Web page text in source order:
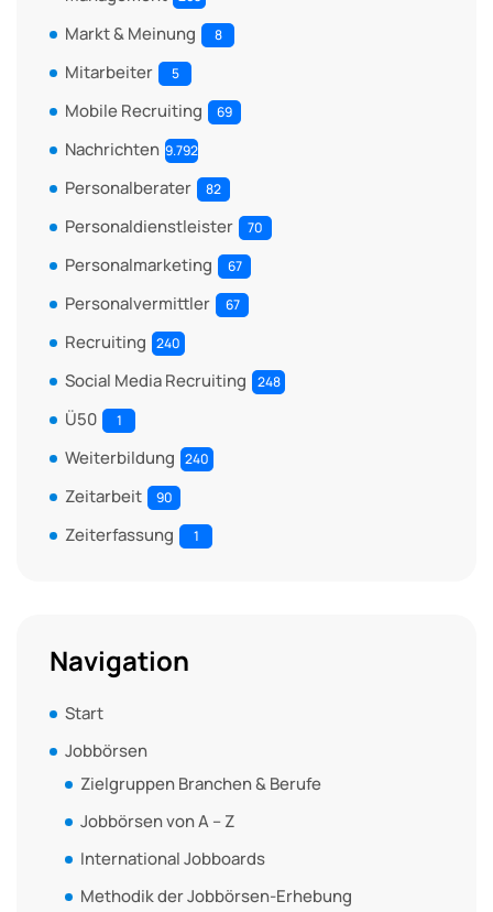
Markt & Meinung 8
Mitarbeiter 5
Mobile Recruiting 69
Nachrichten 9.792
Personalberater 82
Personaldienstleister 70
Personalmarketing 67
Personalvermittler 67
Recruiting 240
Social Media Recruiting 248
Ü50 1
Weiterbildung 240
Zeitarbeit 90
Zeiterfassung 1
Navigation
Start
Jobbörsen
Zielgruppen Branchen & Berufe
Jobbörsen von A – Z
International Jobboards
Methodik der Jobbörsen-Erhebung